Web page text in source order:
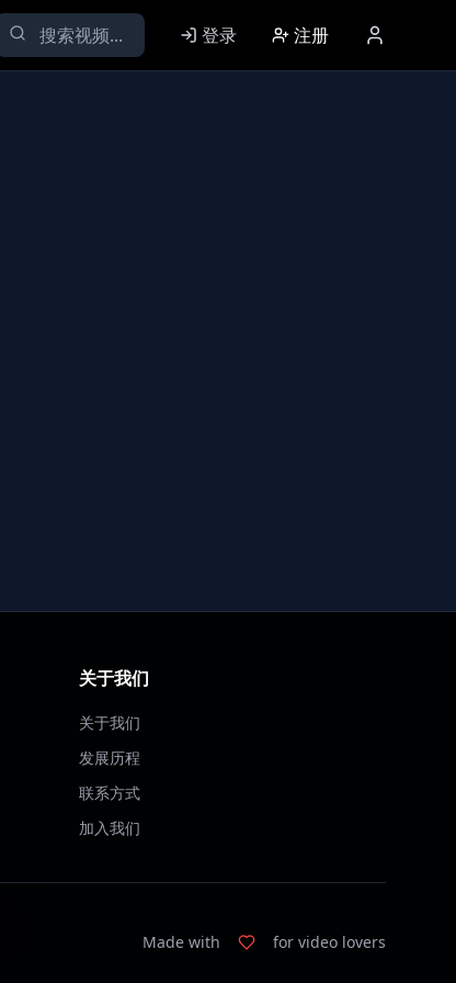
登录 注册
关于我们
关于我们
发展历程
联系方式
加入我们
Made with for video lovers